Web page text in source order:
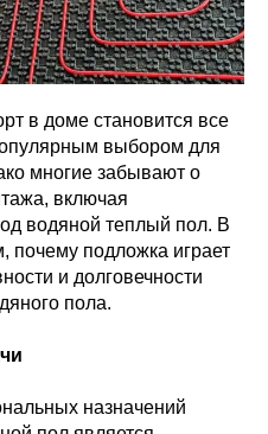
в доме становится все
выбором для
многие забывают о
включая
водяной теплый пол. В
почему подложка играет
и долговечности
пола.
назначений